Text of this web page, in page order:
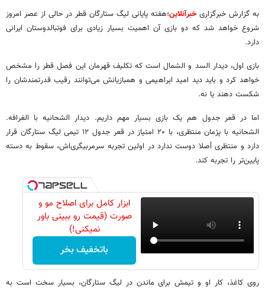
به گزارش خبرگزاریخبرآنلاین؛هفته پایانی لیگ ستارگان قطر در حالی از عصر امروز
شروع خواهد شد که دو بازی آن اهمیت بسیار زیادی برای فوتبالدوستان ایرانی
دارد.
بازی اول، دیدار السد و الشمال است که تکلیف قهرمان این فصل قطر را مشخص
خواهد کرد و باید دید امید ابراهیمی و همبازیانش می‌توانند رقیب قدرتمندشان را
شکست دهند یا نه.
اما در قعر جدول هم یک بازی بسیار مهم داریم. دیدار الشحانیه با الغرافه.
الشحانیه با پژمان منتظری، با ۲۰ امتیاز در قعر جدول ۱۲ تیمی لیگ ستارگان قرار
دارد و منتظری أصلا دوست ندارد در اولین تجربه سرمربیگری‌اش، سقوط به دسته
پایین‌تر را تجربه کند.
ابزار کامل برای اصلاح مو و
صورت (قیمت رو ببینی باور
نمیکنی!)
باتخفیف بخر
روی کاغذ، کار او و تیمش برای ماندن در لیگ ستارگان، بسیار سخت است به